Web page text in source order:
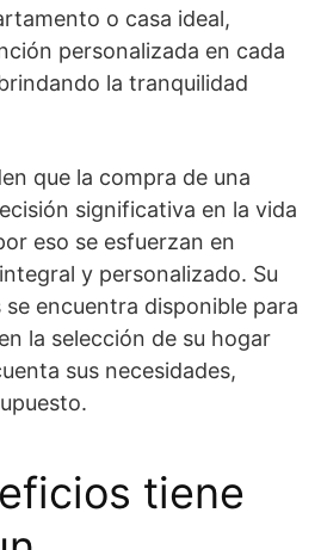
o casa ideal,
personalizada en cada
la tranquilidad
que la compra de una
significativa en la vida
eso se esfuerzan en
y personalizado. Su
encuentra disponible para
la selección de su hogar
sus necesidades,
tiene